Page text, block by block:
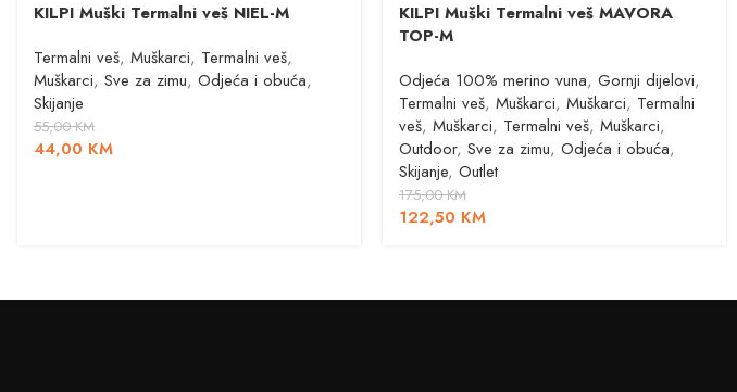
KILPI Muški Termalni veš NIEL-M
Termalni veš, Muškarci, Termalni veš,
Muškarci, Sve za zimu, Odjeća i obuća,
Skijanje
55,00KM
44,00 KM
KILPI Muški Termalni veš MAVORA
TOP-M
Odjeća 100% merino vuna, Gornji dijelovi,
Termalni veš, Muškarci, Muškarci, Termalni
veš, Muškarci, Termalni veš, Muškarci,
Outdoor, Sve za zimu, Odjeća i obuća,
Skijanje, Outlet
175,00KM
122,50 KM